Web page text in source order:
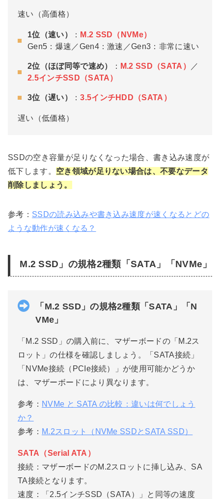
速い（高価格）
1位（速い） ： M.2 SSD（NVMe）
Gen5：爆速／Gen4：激速／Gen3：非常に速い
2位（ほぼ同等で速め） ： M.2 SSD（SATA）
／
2.5インチSSD（SATA）
3位（遅い） ：3.5インチHDD（SATA）
遅い（低価格）
SSDの空き容量が足りなくなった場合、書き込み速度が
低下します。 空き領域が足りない場合は、不要なデータ
削除しましょう。
参考： SSDの読み込みや書き込み速度が速くなるとどの
ような動作が速くなる？
M.2 SSD」の規格2種類「SATA」「NVMe」
「M.2 SSD」の規格2種類「SATA」「N
VMe」
「M.2 SSD」の購入前に、マザーボードの「M.2ス
ロット」の仕様を確認しましょう。「SATA接続」
「NVMe接続（PCIe接続）」が使用可能かどうか
は、マザーボードにより異なります。
参考： NVMe と SATA の比較：違いは何でしょう
か？
参考： M.2スロット（NVMe SSDとSATA SSD）
SATA（Serial ATA）
接続：マザーボードのM.2スロットに挿し込み、SA
TA接続となります。
速度：「2.5インチSSD（SATA）」と同等の速度